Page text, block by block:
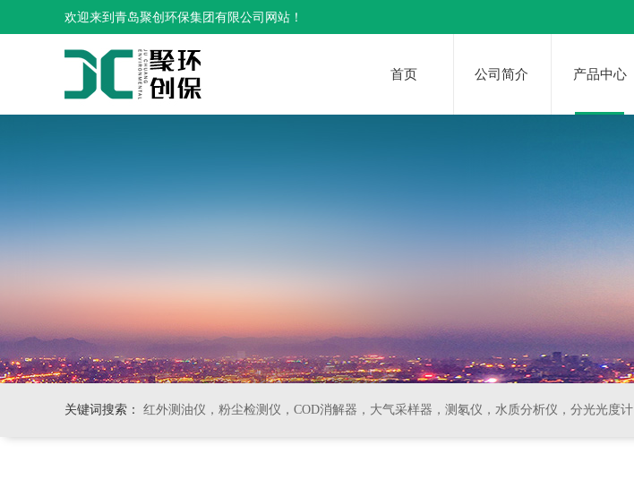
欢迎来到青岛聚创环保集团有限公司网站！
首页 公司简介 产品中心
关键词搜索： 红外测油仪，粉尘检测仪，COD消解器，大气采样器，测氡仪，水质分析仪，分光光度计